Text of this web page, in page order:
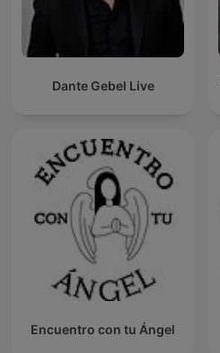
Dante Gebel Live
Encuentro con tu Ángel